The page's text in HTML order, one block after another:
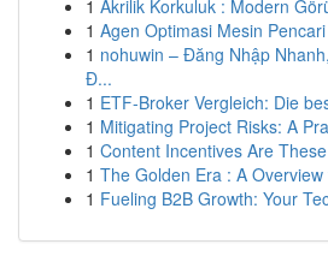
1 Akrilik Korkuluk : Modern
1 Agen Optimasi Mesin
1 nohuwin – Đăng Nhập
Đ...
1 ETF-Broker Vergleich: Die
1 Mitigating Project Risks: A
1 Content Incentives Are
1 The Golden Era : A
1 Fueling B2B Growth: Your